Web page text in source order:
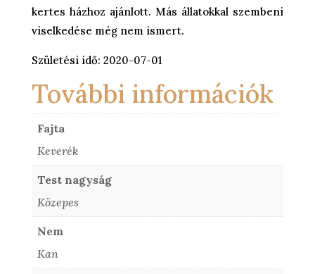
kertes házhoz ajánlott. Más állatokkal szembeni
viselkedése még nem ismert.
Születési idő: 2020-07-01
További információk
Fajta
Keverék
Test nagyság
Közepes
Nem
Kan